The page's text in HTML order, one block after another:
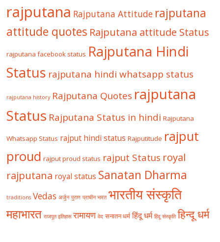
rajputana Rajputana Attitude rajputana
attitude quotes Rajputana attitude Status
rajputana facebook status Rajputana Hindi
Status rajputana hindi whatsapp status
rajputana history Rajputana Quotes rajputana
Status Rajputana Status in hindi Rajputana
Whatsapp Status rajput hindi status Rajputitude rajput
proud rajput proud status rajput Status royal
rajputana royal status Sanatan Dharma
traditions Vedas अर्जुन पुराण प्राचीन भारत भारतीय संस्कृति
महाभारत राजपूत इतिहास रामायण वेद सनातन धर्म हिंदू धर्म हिंदू संस्कृति हिन्दू धर्म